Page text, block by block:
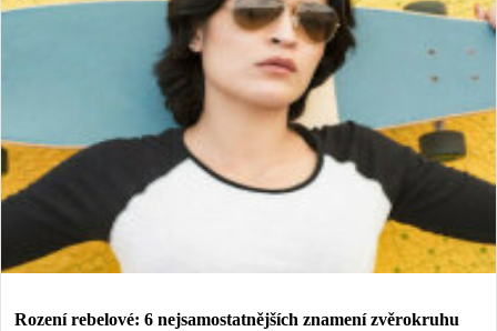
Rození rebelové: 6 nejsamostatnějších znamení zvěrokruhu